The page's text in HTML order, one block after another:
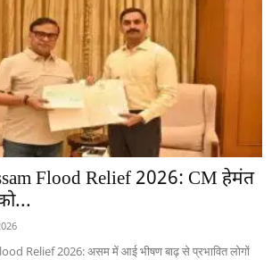
Flood Relief 2026: CM हेमंत
Relief 2026: असम में आई भीषण बाढ़ से प्रभावित लोगों